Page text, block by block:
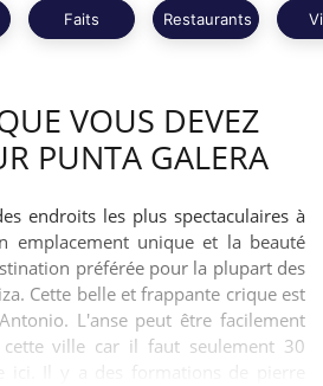
Faits Restaurants
VOUS DEVEZ
PUNTA GALERA
endroits les plus spectaculaires à
emplacement unique et la beauté
préférée pour la plupart des
Cette belle et frappante crique est
L'anse peut être facilement
ville car il faut seulement 30
ici. Il y a des formations de pierre